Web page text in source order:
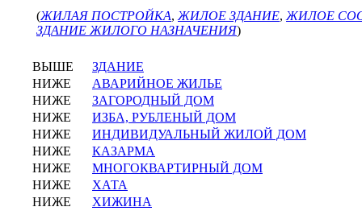
(ЖИЛАЯ ПОСТРОЙКА, ЖИЛОЕ ЗДАНИЕ, ЖИЛОЕ
ЗДАНИЕ ЖИЛОГО НАЗНАЧЕНИЯ)
ВЫШЕ
ЗДАНИЕ
НИЖЕ
АВАРИЙНОЕ ЖИЛЬЕ
НИЖЕ
ЗАГОРОДНЫЙ ДОМ
НИЖЕ
ИЗБА, РУБЛЕНЫЙ ДОМ
НИЖЕ
ИНДИВИДУАЛЬНЫЙ ЖИЛОЙ ДОМ
НИЖЕ
КАЗАРМА
НИЖЕ
МНОГОКВАРТИРНЫЙ ДОМ
НИЖЕ
ХАТА
НИЖЕ
ХИЖИНА